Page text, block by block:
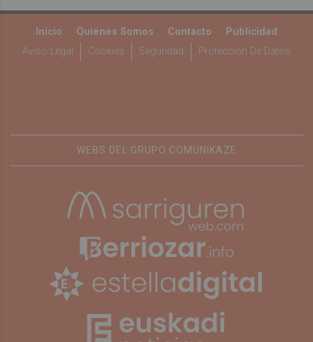
Inicio Quiénes Somos Contacto
Publicidad
Aviso Legal
Cookies Seguridad Protección De Datos
WEBS DEL GRUPO COMUNIKAZE